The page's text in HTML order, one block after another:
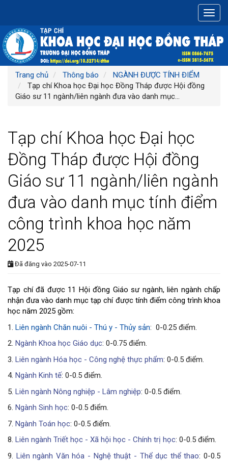
chính
Nội
dung
chính
Thanh
bên
Trang chủ Thông báo
NGÀNH ĐƯỢC TÍNH ĐIỂM
Tạp chí Khoa học Đại học Đồng Tháp được Hội đồng
Giáo sư 11 ngành/liên ngành đưa vào danh mục...
Tạp chí Khoa học Đại học
Đồng Tháp được Hội đồng
Giáo sư 11 ngành/liên ngành
đưa vào danh mục tính điểm
công trình khoa học năm
2025
Đã đăng vào 2025-07-11
Tạp chí đã được 11 Hội đồng Giáo sư ngành, liên ngành chấp
nhận đưa vào danh mục tạp chí được tính điểm công trình khoa
học năm 2025 gồm:
1. Liên ngành Chăn nuôi - Thú y - Thủy sản: 0-0.25 điểm.
2. Ngành Khoa học Giáo dục: 0-0.75 điểm.
3. Liên ngành Hóa học - Công nghệ thực phẩm: 0-0.5 điểm.
4. Ngành Kinh tế: 0-0.5 điểm.
5. Liên ngành Nông nghiệp - Lâm nghiệp: 0-0.5 điểm.
6. Ngành Sinh học: 0-0.5 điểm.
7. Ngành Toán học: 0-0.5 điểm.
8. Liên ngành Triết học - Xã hội học - Chính trị học: 0-0.5 điểm.
9. Liên ngành Văn hóa - Nghệ thuật - Thể dục thể thao: 0-0.5